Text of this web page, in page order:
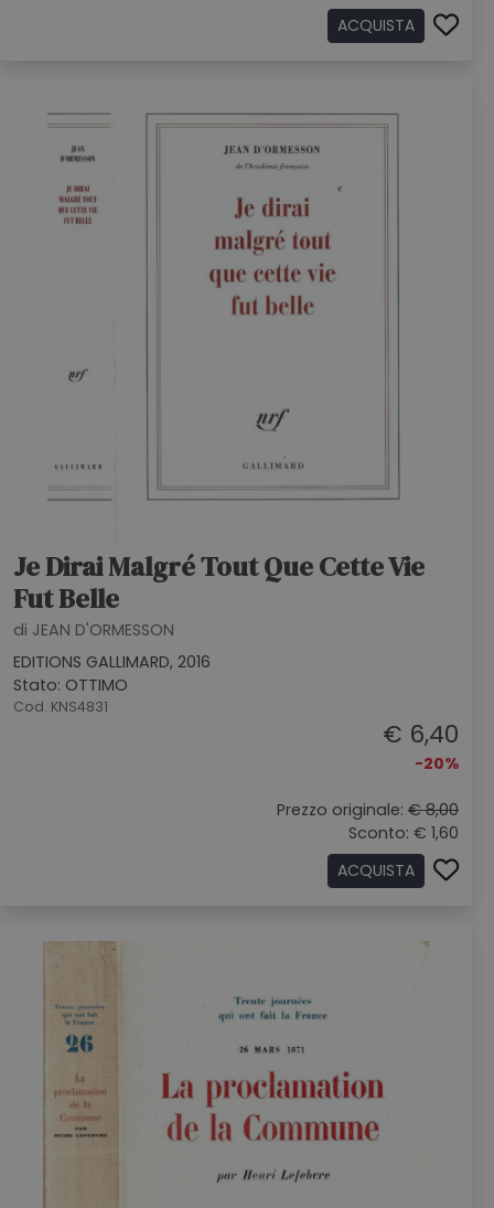
ACQUISTA
Je Dirai Malgré Tout Que Cette Vie
Fut Belle
di JEAN D'ORMESSON
EDITIONS GALLIMARD, 2016
Stato: OTTIMO
Cod. KNS4831
€ 6,40
-20%
Prezzo originale: € 8,00
Sconto: € 1,60
ACQUISTA